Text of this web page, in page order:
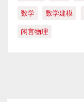
数学 数学建模
闲言物理